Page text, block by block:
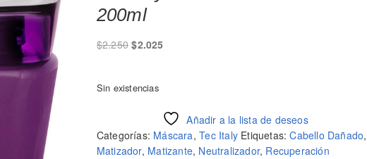
200ml
$2.250 El
era:
$2.025El
Sin existencias
Añadir a la lista de deseos
Categorías: Máscara,Tec Italy Etiquetas:Cabello Dañado,
Matizador, Matizante, Neutralizador, Recuperación